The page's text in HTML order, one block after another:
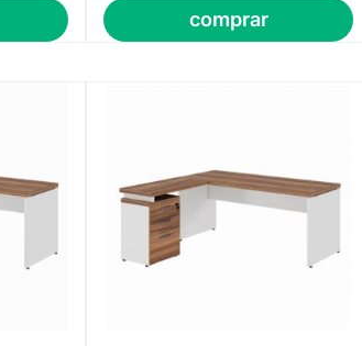
comprar